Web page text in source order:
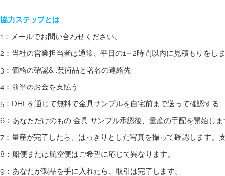
協力ステップとは
1：メールでお問い合わせください。
2：当社の営業担当者は通常、平日の1～2時間以内に見積もりをしま
3：価格の確認& ;芸術品と署名の連絡先
4：前半のお金を支払う
5：DHLを通じて無料で金具サンプルを自宅前まで送って確認する
6：あなただけのもの 金具 サンプル承認後、量産の手配を開始しま
7：量産が完了したら、はっきりとした写真を撮って確認します。
8：船便または航空便はご希望に応じて異なります。
9：あなたが製品を手に入れたら、取引は完了します。